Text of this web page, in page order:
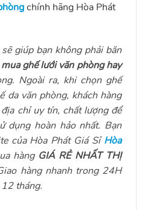
chính hãng Hòa Phát
giúp bạn không phải băn
ghế lưới văn phòng hay
Ngoài ra, khi chọn ghế
da văn phòng, khách hàng
chỉ uy tín, chất lượng để
dụng hoàn hảo nhất. Bạn
của Hòa Phát Giá SỉHòa
hàng GIÁ RẺ NHẤT THỊ
hàng nhanh trong 24H
tháng.